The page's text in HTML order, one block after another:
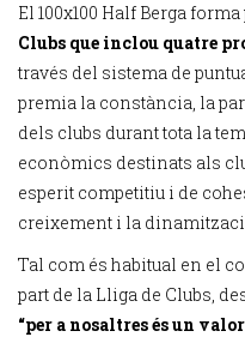
El 100x100 Half Berga
Clubs que inclou quatre
través del sistema de
premia la constància, la
dels clubs durant tota la
econòmics destinats als
esperit competitiu i de
creixement i la
Tal com és habitual en el
part de la Lliga de Clubs,
“per a nosaltres és un